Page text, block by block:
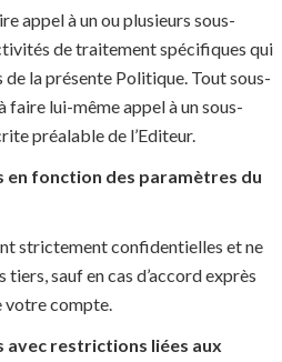
appel à un ou plusieurs sous-
de traitement spécifiques qui
la présente Politique. Tout sous-
faire lui-même appel à un sous-
préalable de l’Editeur.
en fonction des paramètres du
strictement confidentielles et ne
sauf en cas d’accord exprès
votre compte.
avec restrictions liées aux